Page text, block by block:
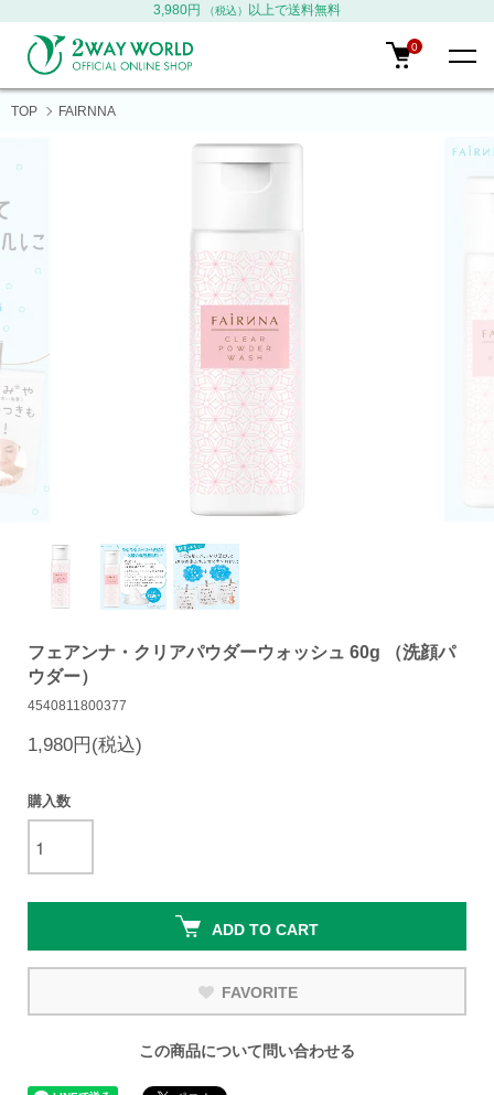
3,980円 （税込） 以上で送料無料
0
TOP FAIRNNA
フェアンナ・クリアパウダーウォッシュ 60g （洗顔パ
ウダー）
4540811800377
1,980円(税込)
購入数
ADD TO CART
FAVORITE
この商品について問い合わせる